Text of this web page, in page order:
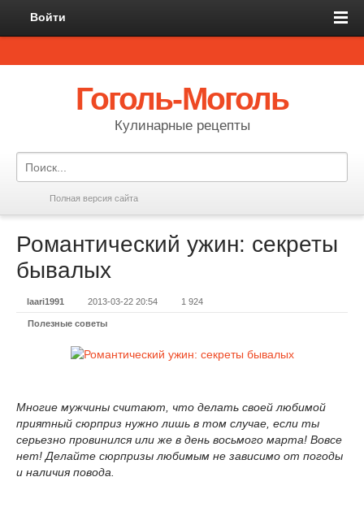
Войти
Гоголь-Моголь
Кулинарные рецепты
Полная версия сайта
Романтический ужин: секреты
бывалых
laari1991 2013-03-22 20:54 1 924
Полезные советы
Многие мужчины считают, что делать своей любимой
приятный сюрприз нужно лишь в том случае, если ты
серьезно провинился или же в день восьмого марта! Вовсе
нет! Делайте сюрпризы любимым не зависимо от погоды
и наличия повода.